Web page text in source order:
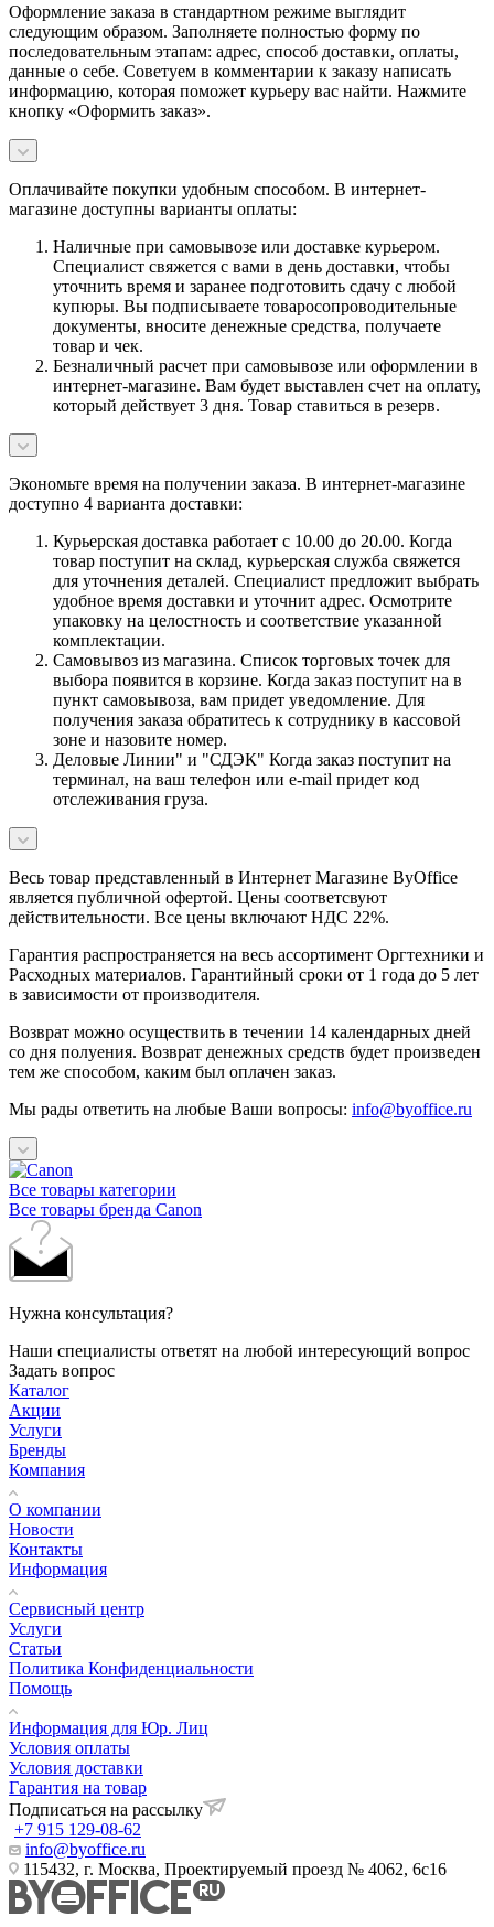
Оформление заказа в стандартном режиме выглядит
следующим образом. Заполняете полностью форму по
последовательным этапам: адрес, способ доставки, оплаты,
данные о себе. Советуем в комментарии к заказу написать
информацию, которая поможет курьеру вас найти. Нажмите
кнопку «Оформить заказ».
Оплачивайте покупки удобным способом. В интернет-
магазине доступны варианты оплаты:
Наличные при самовывозе или доставке курьером.
Специалист свяжется с вами в день доставки, чтобы
уточнить время и заранее подготовить сдачу с любой
купюры. Вы подписываете товаросопроводительные
документы, вносите денежные средства, получаете
товар и чек.
Безналичный расчет при самовывозе или оформлении в
интернет-магазине. Вам будет выставлен счет на оплату,
который действует 3 дня. Товар ставиться в резерв.
Экономьте время на получении заказа. В интернет-магазине
доступно 4 варианта доставки:
Курьерская доставка работает с 10.00 до 20.00. Когда
товар поступит на склад, курьерская служба свяжется
для уточнения деталей. Специалист предложит выбрать
удобное время доставки и уточнит адрес. Осмотрите
упаковку на целостность и соответствие указанной
комплектации.
Самовывоз из магазина. Список торговых точек для
выбора появится в корзине. Когда заказ поступит на в
пункт самовывоза, вам придет уведомление. Для
получения заказа обратитесь к сотруднику в кассовой
зоне и назовите номер.
Деловые Линии" и "СДЭК" Когда заказ поступит на
терминал, на ваш телефон или e-mail придет код
отслеживания груза.
Весь товар представленный в Интернет Магазине ByOffice
является публичной офертой. Цены соответсвуют
действительности. Все цены включают НДС 22%.
Гарантия распространяется на весь ассортимент Оргтехники и
Расходных материалов. Гарантийный сроки от 1 года до 5 лет
в зависимости от производителя.
Возврат можно осуществить в течении 14 календарных дней
со дня полуения. Возврат денежных средств будет произведен
тем же способом, каким был оплачен заказ.
Мы рады ответить на любые Ваши вопросы: info@byoffice.ru
Все товары категории
Все товары бренда Canon
Нужна консультация?
Наши специалисты ответят на любой интересующий вопрос
Задать вопрос
Каталог
Акции
Услуги
Бренды
Компания
О компании
Новости
Контакты
Информация
Сервисный центр
Услуги
Статьи
Политика Конфиденциальности
Помощь
Информация для Юр. Лиц
Условия оплаты
Условия доставки
Гарантия на товар
Подписаться на рассылку
+7 915 129-08-62
info@byoffice.ru
115432, г. Москва, Проектируемый проезд № 4062, 6с16